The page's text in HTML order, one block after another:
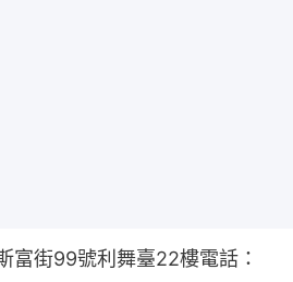
富街99號利舞臺22樓電話：